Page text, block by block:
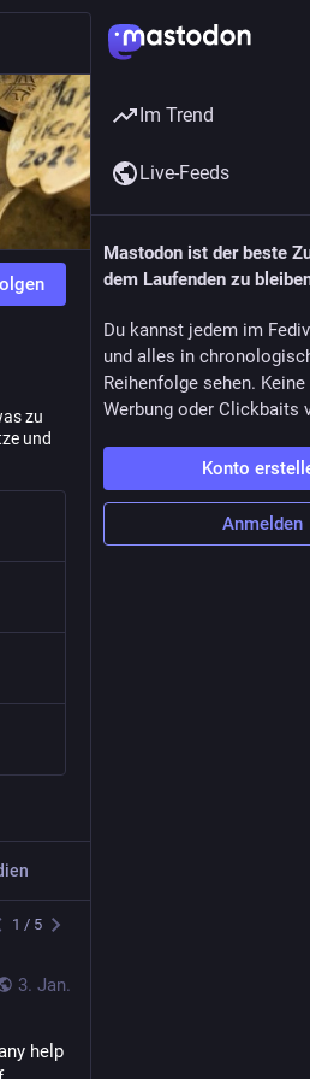
zu
und
Beitrag
1 / 5
3. Jan.
help
Im Trend
Live-Feeds
Mastodon ist der beste
dem Laufenden zu
Du kannst jedem im
und alles in
Reihenfolge sehen.
Werbung oder Clickbaits
Konto
Anmelden